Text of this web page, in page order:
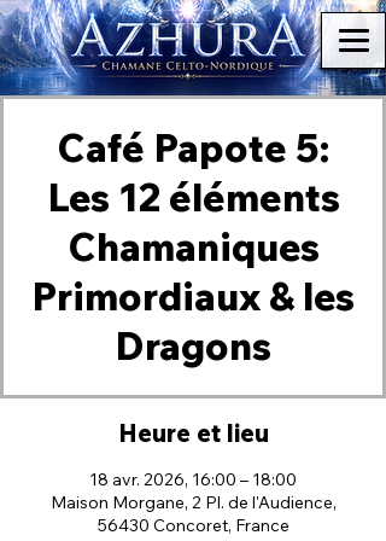
Café Papote 5:
Les 12 éléments
Chamaniques
Primordiaux & les
Dragons
Heure et lieu
18 avr. 2026, 16:00 – 18:00
Maison Morgane, 2 Pl. de l'Audience,
56430 Concoret, France